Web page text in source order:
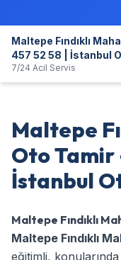
Maltepe Fındıklı
457 52 58 | İstanbul
7/24 Acil Servis
Maltepe
Oto Tamir
İstanbul
Maltepe Fındıklı
Maltepe Fındıklı
eğitimli,